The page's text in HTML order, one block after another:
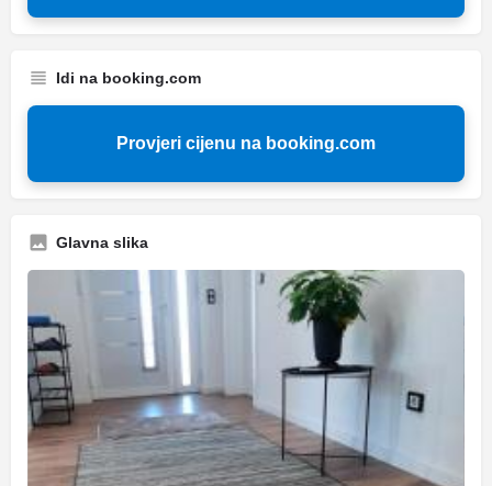
Idi na booking.com
Provjeri cijenu na booking.com
Glavna slika